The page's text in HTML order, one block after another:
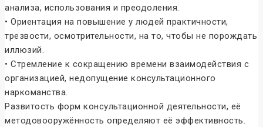
анализа, использования и преодоления.
• Ориентация на повышение у людей практичности,
трезвости, осмотрительности, на то, чтобы не порождать
иллюзий.
• Стремление к сокращению времени взаимодействия с
организацией, недопущение консультационного
наркоманства.
Развитость форм консультационной деятельности, её
методовооружённость определяют её эффективность.